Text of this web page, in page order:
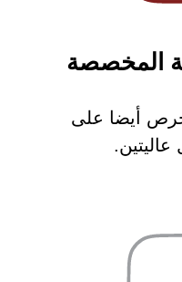
المخصصة
أيضا على